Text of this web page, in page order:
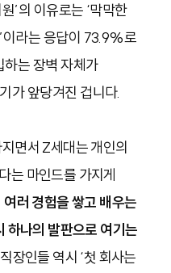
’의 이유로는 ‘막막한
이라는 응답이 73.9%로
하는 장벽 자체가
가 앞당겨진 겁니다.
면서 Z세대는 개인의
는 마인드를 가지게
러 경험을 쌓고 배우는
하나의 발판으로 여기는
장인들 역시 ‘첫 회사는